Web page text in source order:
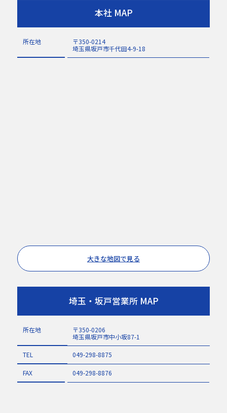
本社 MAP
所在地
〒350-0214
埼玉県坂戸市千代田4-9-18
大きな地図で見る
埼玉・坂戸営業所 MAP
所在地
〒350-0206
埼玉県坂戸市中小坂87-1
TEL 049-298-8875
FAX 049-298-8876